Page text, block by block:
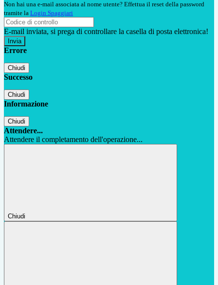
Non hai una e-mail associata al nome utente? Effettua il reset della password
tramite la Login Spaggiari
E-mail inviata, si prega di controllare la casella di posta elettronica!
Errore
Chiudi
Successo
Chiudi
Informazione
Chiudi
Attendere...
Attendere il completamento dell'operazione...
Chiudi